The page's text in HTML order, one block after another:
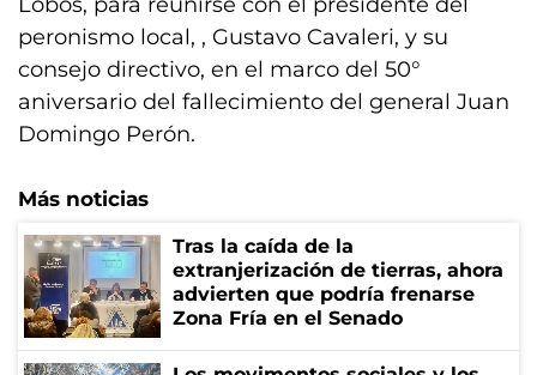
peronismo local, , Gustavo Cavaleri, y su
consejo directivo, en el marco del 50°
aniversario del fallecimiento del general Juan
Domingo Perón.
Más noticias
Tras la caída de la
extranjerización de tierras, ahora
advierten que podría frenarse
Zona Fría en el Senado